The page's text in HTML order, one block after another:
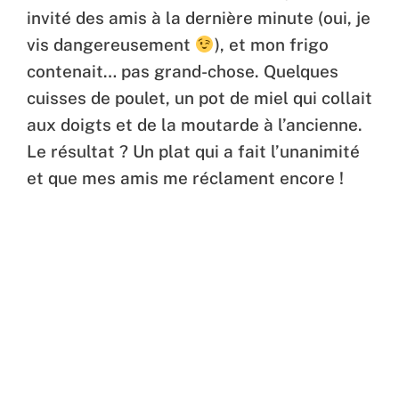
invité des amis à la dernière minute (oui, je
vis dangereusement
), et mon frigo
contenait… pas grand-chose. Quelques
cuisses de poulet, un pot de miel qui collait
aux doigts et de la moutarde à l’ancienne.
Le résultat ? Un plat qui a fait l’unanimité
et que mes amis me réclament encore !